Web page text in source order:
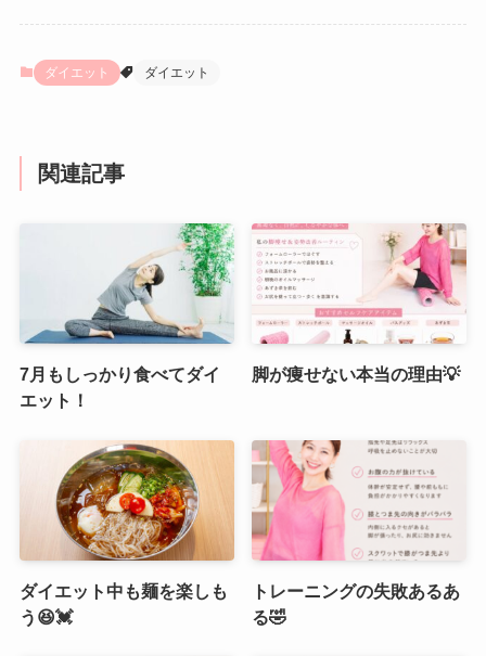
ダイエット ダイエット
関連記事
7月もしっかり食べてダイ
エット！
脚が痩せない本当の理由💡
ダイエット中も麺を楽しも
う😆💓
トレーニングの失敗あるあ
る🤣